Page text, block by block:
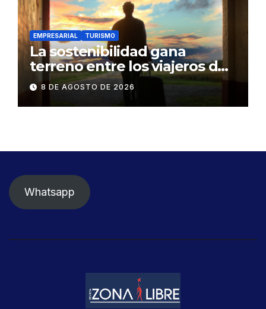
EMPRESARIAL TURISMO
La sostenibilidad gana
terreno entre los viajeros de
negocios
8 DE AGOSTO DE 2026
Whatsapp